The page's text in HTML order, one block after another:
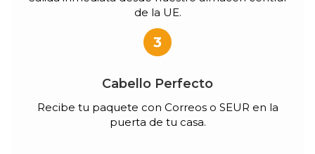
de la UE.
3
Cabello Perfecto
Recibe tu paquete con Correos o SEUR en la
puerta de tu casa.